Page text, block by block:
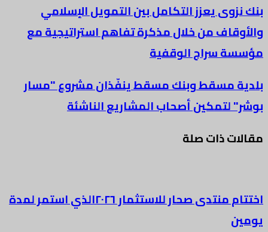
بنك نزوى يعزز التكامل بين التمويل الإسلامي
والأوقاف من خلال مذكرة تفاهم استراتيجية مع
مؤسسة سراج الوقفية
بلدية مسقط وبنك مسقط ينفّذان مشروع "مسار
بوشر" لتمكين أصحاب المشاريع الناشئة
مقالات ذات صلة
اختتام منتدى صحار للاستثمار ٢٠٢٦الذي استمر لمدة
يومين